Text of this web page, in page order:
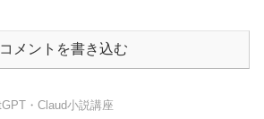
コメントを書き込む
・Claud小説講座